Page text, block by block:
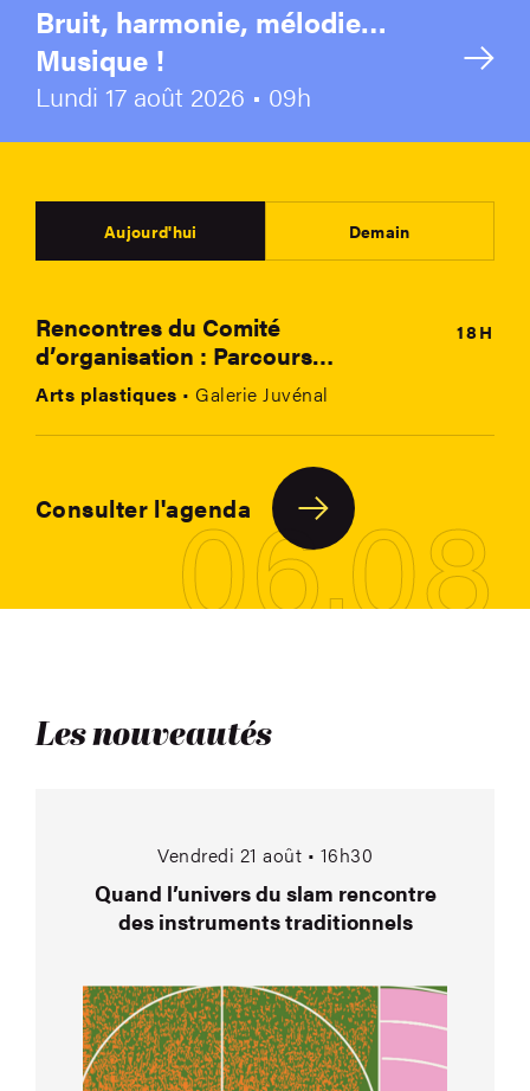
Bruit, harmonie, mélodie…
Musique !
Lundi 17 août 2026 • 09h
Aujourd'hui Demain
Rencontres du Comité
d’organisation : Parcours
d’art 2026
Arts plastiques • Galerie Juvénal
18H
Consulter l'agenda06.08
Les nouveautés
Vendredi 21 août • 16h30
Quand l’univers du slam rencontre
des instruments traditionnels